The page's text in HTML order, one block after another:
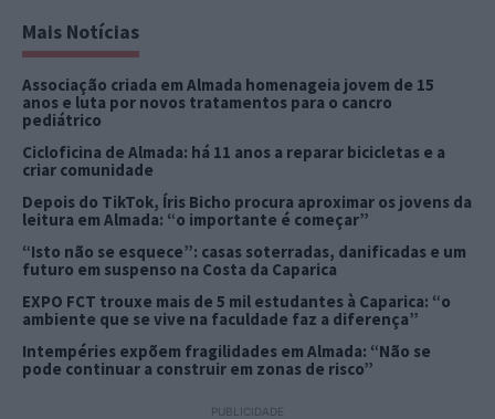
Mais Notícias
Associação criada em Almada homenageia jovem de 15
anos e luta por novos tratamentos para o cancro
pediátrico
Cicloficina de Almada: há 11 anos a reparar bicicletas e a
criar comunidade
Depois do TikTok, Íris Bicho procura aproximar os jovens da
leitura em Almada: “o importante é começar”
“Isto não se esquece”: casas soterradas, danificadas e um
futuro em suspenso na Costa da Caparica
EXPO FCT trouxe mais de 5 mil estudantes à Caparica: “o
ambiente que se vive na faculdade faz a diferença”
Intempéries expõem fragilidades em Almada: “Não se
pode continuar a construir em zonas de risco”
PUBLICIDADE